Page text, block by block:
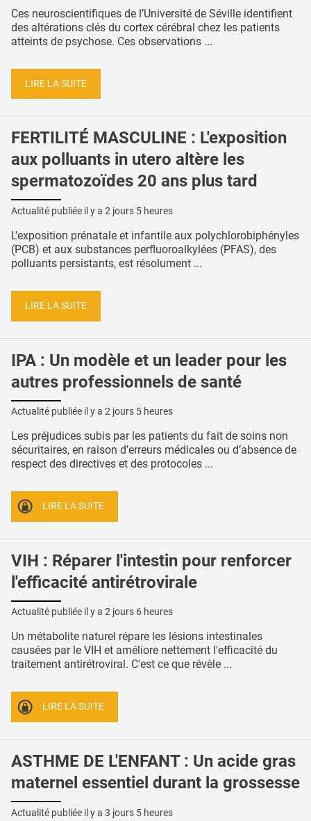
Ces neuroscientifiques de l’Université de Séville identifient
des altérations clés du cortex cérébral chez les patients
atteints de psychose. Ces observations ...
LIRE LA SUITE
FERTILITÉ MASCULINE : L'exposition
aux polluants in utero altère les
spermatozoïdes 20 ans plus tard
Actualité publiée il y a 2 jours 5 heures
L'exposition prénatale et infantile aux polychlorobiphényles
(PCB) et aux substances perfluoroalkylées (PFAS), des
polluants persistants, est résolument ...
LIRE LA SUITE
IPA : Un modèle et un leader pour les
autres professionnels de santé
Actualité publiée il y a 2 jours 5 heures
Les préjudices subis par les patients du fait de soins non
sécuritaires, en raison d’erreurs médicales ou d’absence de
respect des directives et des protocoles ...
LIRE LA SUITE
VIH : Réparer l'intestin pour renforcer
l'efficacité antirétrovirale
Actualité publiée il y a 2 jours 6 heures
Un métabolite naturel répare les lésions intestinales
causées par le VIH et améliore nettement l'efficacité du
traitement antirétroviral. C'est ce que révèle ...
LIRE LA SUITE
ASTHME DE L'ENFANT : Un acide gras
maternel essentiel durant la grossesse
Actualité publiée il y a 3 jours 5 heures